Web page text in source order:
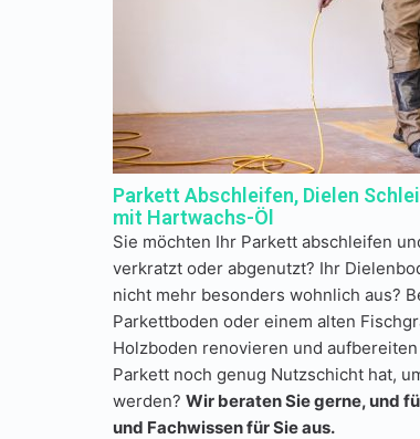
Parkett Abschleifen, Dielen
mit Hartwachs-Öl
Sie möchten Ihr Parkett abschleifen
verkratzt oder abgenutzt? Ihr
nicht mehr besonders wohnlich aus?
Parkettboden oder einem alten
Holzboden renovieren und
Parkett noch genug Nutzschicht hat,
werden? Wir beraten Sie gerne, und
und Fachwissen für Sie aus.